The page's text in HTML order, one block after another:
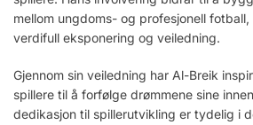
mellom ungdoms- og profesjonell
verdifull eksponering og veiledning.
Gjennom sin veiledning har Al-Breik
spillere til å forfølge drømmene sine
dedikasjon til spillerutvikling er tydelig i